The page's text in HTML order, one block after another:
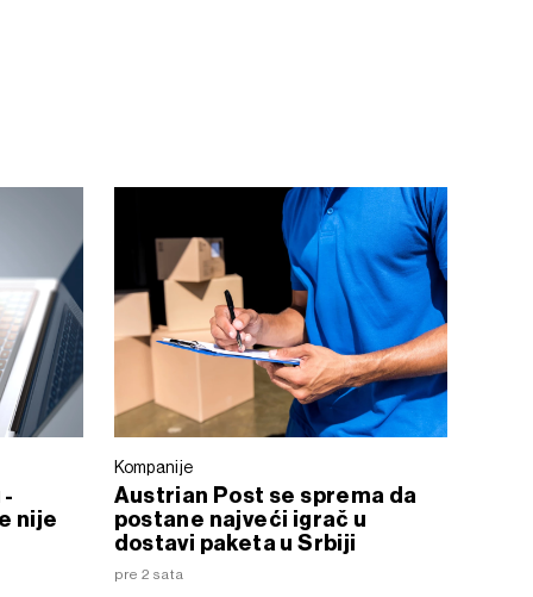
nije
Kompanije
Austrian Post se sprema da
postane najveći igrač u
dostavi paketa u Srbiji
pre 2 sata